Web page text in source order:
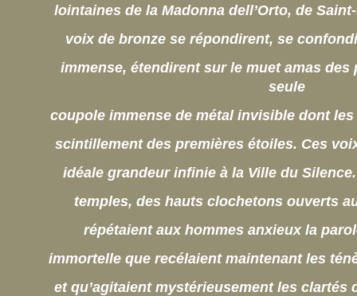
lointaines de la Madonna dell’Orto, de
voix de bronze se répondirent, se
immense, étendirent sur le muet amas des
seule
coupole immense de métal invisible dont
scintillement des premières étoiles. Ces
idéale grandeur infinie à la Ville du
temples, des hauts clochetons ouverts
répétaient aux hommes anxieux la
immortelle que recélaient maintenant les
et qu’agitaient mystérieusement les clartés